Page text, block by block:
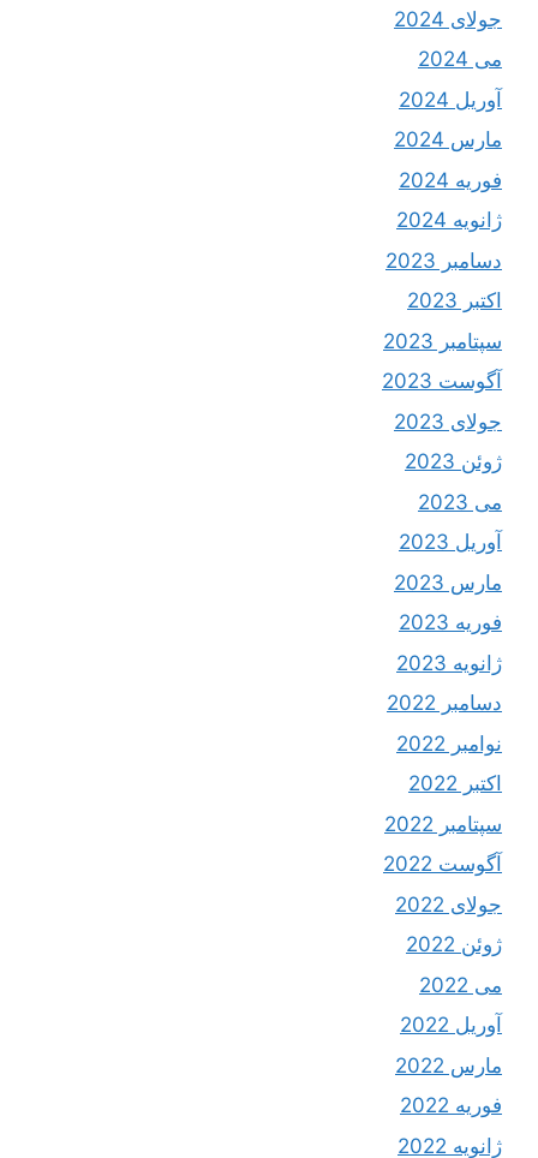
جولای 2024
می 2024
آوریل 2024
مارس 2024
فوریه 2024
ژانویه 2024
دسامبر 2023
اکتبر 2023
سپتامبر 2023
آگوست 2023
جولای 2023
ژوئن 2023
می 2023
آوریل 2023
مارس 2023
فوریه 2023
ژانویه 2023
دسامبر 2022
نوامبر 2022
اکتبر 2022
سپتامبر 2022
آگوست 2022
جولای 2022
ژوئن 2022
می 2022
آوریل 2022
مارس 2022
فوریه 2022
ژانویه 2022